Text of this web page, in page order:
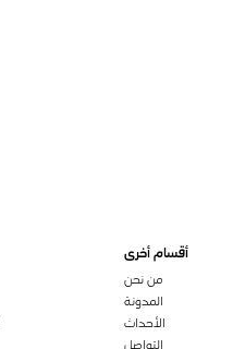
أقسام أخرى
من نحن
المدونة
الأحداث
التواصل